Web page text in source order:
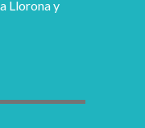
Llorona y